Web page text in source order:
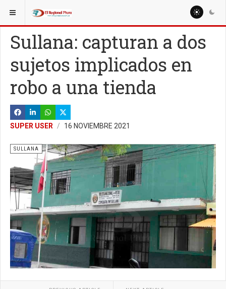
ESTÁ AQUÍ: LOCALES
Sullana: capturan a dos
sujetos implicados en
robo a una tienda
SUPER USER 16 NOVIEMBRE 2021
SULLANA